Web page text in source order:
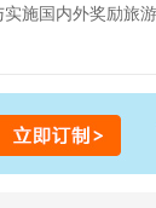
施国内外奖励旅